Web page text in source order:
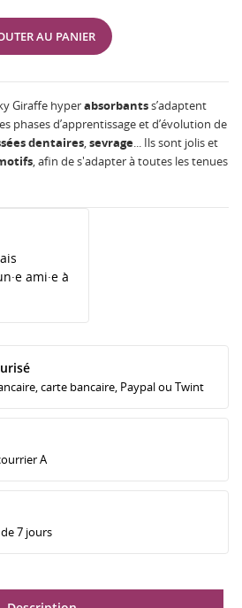
AU PANIER
Giraffe hyperabsorbantss’adaptent
phases d’apprentissage et d’évolution de
dentaires,sevrage... Ils sont jolis et
, afin de s'adapter à toutes les tenues
ami·e à
carte bancaire, Paypal ou Twint
A
7 jours